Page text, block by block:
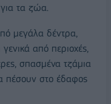
για τα ζώα.
μεγάλα δέντρα,
από περιοχές,
σπασμένα τζάμια
πέσουν στο έδαφος